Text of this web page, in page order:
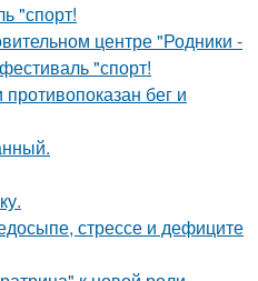
"спорт!
центре "Родники -
"спорт!
бег и
стрессе и дефиците